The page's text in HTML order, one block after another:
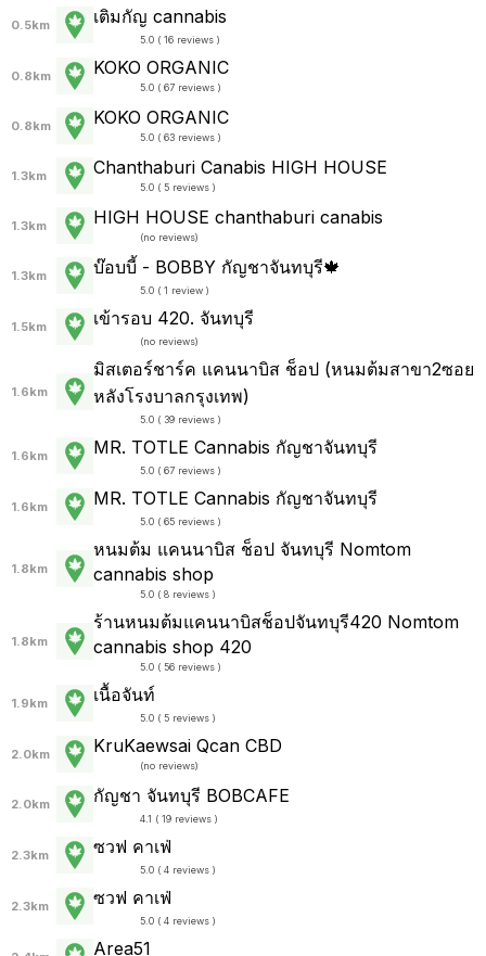
0.5km เติมกัญ cannabis
5.0 ( 16 reviews )
0.8km KOKO ORGANIC
5.0 ( 67 reviews )
0.8km KOKO ORGANIC
5.0 ( 63 reviews )
1.3km Chanthaburi Canabis HIGH HOUSE
5.0 ( 5 reviews )
1.3km HIGH HOUSE chanthaburi canabis
(no reviews)
1.3km บ๊อบบี้ - BOBBY กัญชาจันทบุรี🍁
5.0 ( 1 review )
1.5km เข้ารอบ 420. จันทบุรี
(no reviews)
1.6km
มิสเตอร์ชาร์ค แคนนาบิส ช็อป (หนมต้มสาขา2ซอย
หลังโรงบาลกรุงเทพ)
5.0 ( 39 reviews )
1.6km MR. TOTLE Cannabis กัญชาจันทบุรี
5.0 ( 67 reviews )
1.6km MR. TOTLE Cannabis กัญชาจันทบุรี
5.0 ( 65 reviews )
1.8km
หนมต้ม แคนนาบิส ช็อป จันทบุรี Nomtom
cannabis shop
5.0 ( 8 reviews )
1.8km
ร้านหนมต้มแคนนาบิสช็อปจันทบุรี420 Nomtom
cannabis shop 420
5.0 ( 56 reviews )
1.9km เนื้อจันท์
5.0 ( 5 reviews )
2.0km KruKaewsai Qcan CBD
(no reviews)
2.0km กัญชา จันทบุรี BOBCAFE
4.1 ( 19 reviews )
2.3km ซวฟ คาเฟ่
5.0 ( 4 reviews )
2.3km ซวฟ คาเฟ่
5.0 ( 4 reviews )
Area51